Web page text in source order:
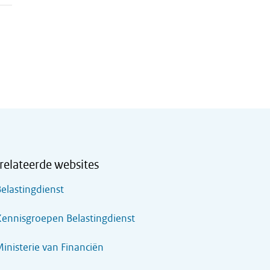
websites
Belastingdienst
van Financiën